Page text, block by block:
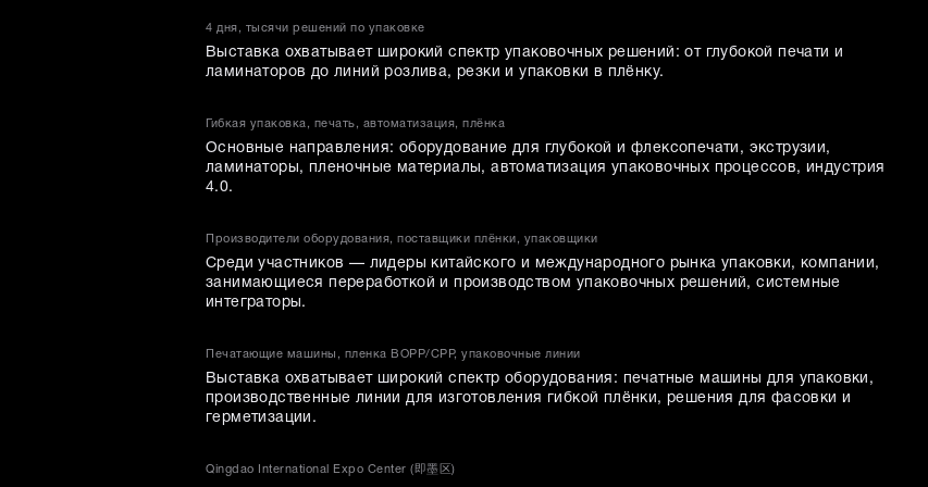
4 дня, тысячи решений по упаковке
Выставка охватывает широкий спектр упаковочных решений: от глубокой печати и
ламинаторов до линий розлива, резки и упаковки в плёнку.
Гибкая упаковка, печать, автоматизация, плёнка
Основные направления: оборудование для глубокой и флексопечати, экструзии,
ламинаторы, пленочные материалы, автоматизация упаковочных процессов, индустрия
4.0.
Производители оборудования, поставщики плёнки, упаковщики
Среди участников — лидеры китайского и международного рынка упаковки, компании,
занимающиеся переработкой и производством упаковочных решений, системные
интеграторы.
Печатающие машины, пленка BOPP/CPP, упаковочные линии
Выставка охватывает широкий спектр оборудования: печатные машины для упаковки,
производственные линии для изготовления гибкой плёнки, решения для фасовки и
герметизации.
Qingdao International Expo Center (即墨区)